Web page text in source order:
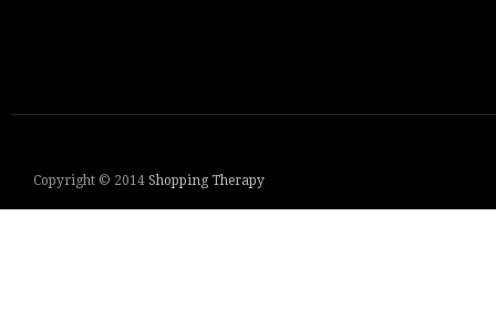
Copyright © 2014 Shopping Therapy